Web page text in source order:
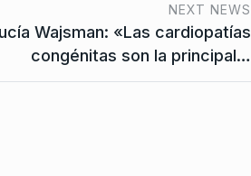
NEXT NEWS
Wajsman: «Las cardiopatías
congénitas son la principal…